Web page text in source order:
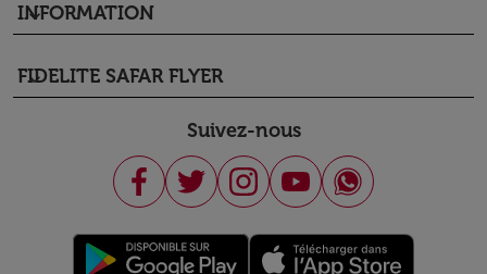
INFORMATION
keyboard_arrow_down
FIDELITE SAFAR FLYER
keyboard_arrow_down
Suivez-nous